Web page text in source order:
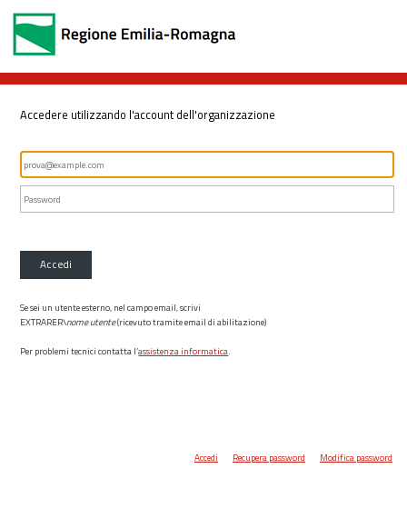
Accedere utilizzando l'account dell'organizzazione
Accedi
Se sei un utente esterno, nel campo email, scrivi
EXTRARER\nome utente(ricevuto tramite email di abilitazione)
Per problemi tecnici contatta l’assistenza informatica.
Accedi Recupera password Modifica password